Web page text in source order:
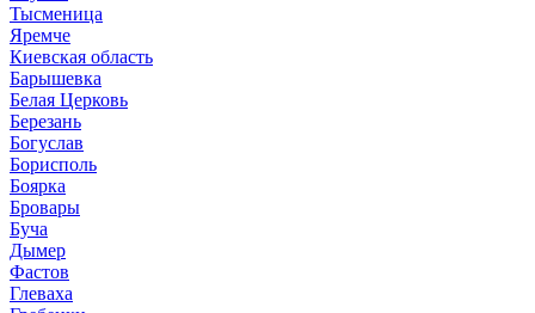
Тысменица
Яремче
Киевская область
Барышевка
Белая Церковь
Березань
Богуслав
Борисполь
Боярка
Бровары
Буча
Дымер
Фастов
Глеваха